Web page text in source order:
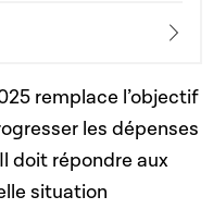
remplace l’objectif
les dépenses
doit répondre aux
situation